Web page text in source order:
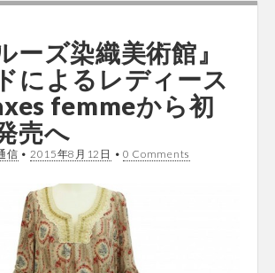
ーズ染織美術館』
によるレディース
femmeから初
売へ
信 • 2015年8月12日 • 0 Comments